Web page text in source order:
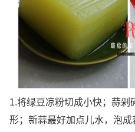
1.将绿豆凉粉切成小快；蒜剁
形；新蒜最好加点儿水，泡成